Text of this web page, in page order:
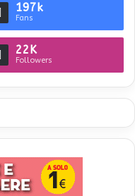
197k
Fans
22K
Followers